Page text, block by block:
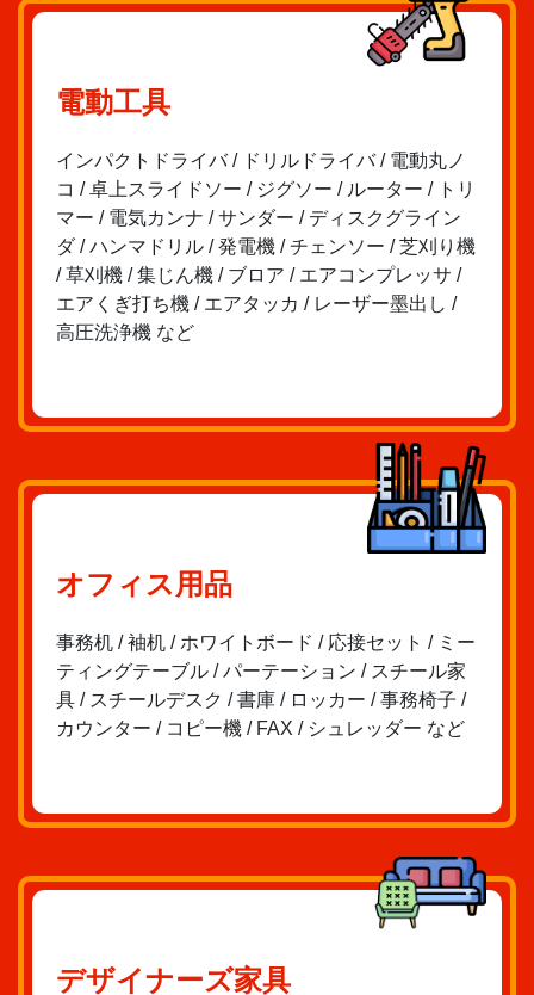
電動工具
インパクトドライバ / ドリルドライバ / 電動丸ノ
コ / 卓上スライドソー / ジグソー / ルーター / トリ
マー / 電気カンナ / サンダー / ディスクグライン
ダ / ハンマドリル / 発電機 / チェンソー / 芝刈り機
/ 草刈機 / 集じん機 / ブロア / エアコンプレッサ /
エアくぎ打ち機 / エアタッカ / レーザー墨出し /
高圧洗浄機 など
オフィス用品
事務机 / 袖机 / ホワイトボード / 応接セット / ミー
ティングテーブル / パーテーション / スチール家
具 / スチールデスク / 書庫 / ロッカー / 事務椅子 /
カウンター / コピー機 / FAX / シュレッダー など
デザイナーズ家具